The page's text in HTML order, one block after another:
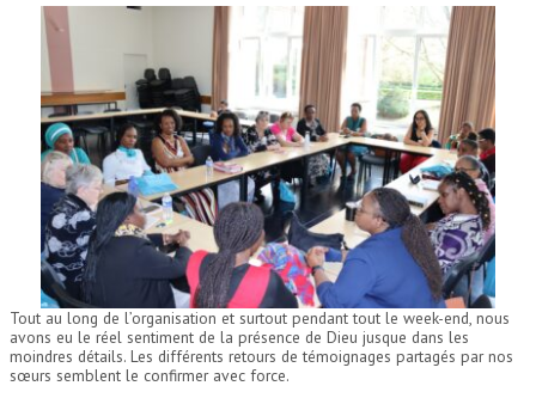
Tout au long de l’organisation et surtout pendant tout le week-end, nous
avons eu le réel sentiment de la présence de Dieu jusque dans les
moindres détails. Les différents retours de témoignages partagés par nos
sœurs semblent le confirmer avec force.